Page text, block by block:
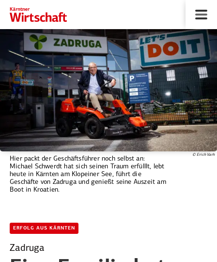
Hier packt der Geschäftsführer noch selbst an:
Michael Schwerdt hat sich seinen Traum erfülllt, lebt
heute in Kärnten am Klopeiner See, führt die
Geschäfte von Zadruga und genießt seine Auszeit am
Boot in Kroatien.
© Erich Varh
ERFOLG AUS KÄRNTEN
Zadruga